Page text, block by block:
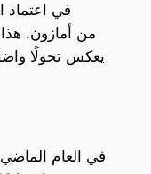
في اعتماد
يعكس تحولًا
في العام